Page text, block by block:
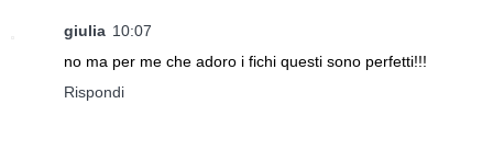
giulia 10:07
no ma per me che adoro i fichi questi sono perfetti!!!
Rispondi